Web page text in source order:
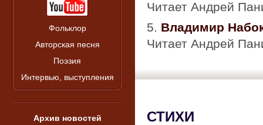
Фольклор
Авторская песня
Поэзия
Интервью, выступления
Архив новостей
Читает Андрей
5.
Владимир
Читает Андрей
СТИХИ